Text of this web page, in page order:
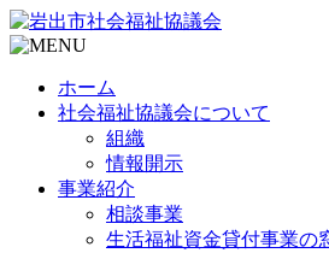
ホーム
社会福祉協議会について
組織
情報開示
事業紹介
相談事業
生活福祉資金貸付事業の